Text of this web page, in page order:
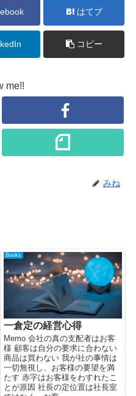
はてブ
コピー
me!!
みね
Books
一倉定の経営心得
Memo 会社の真の支配者はお客
様 顧客は自分の要求に合わない
商品は買わない 我が社の事情は
一切無視し、お客様の要望を満
たす 赤字はお客様をわすれたこ
とが原因 社長の定位置は社長室